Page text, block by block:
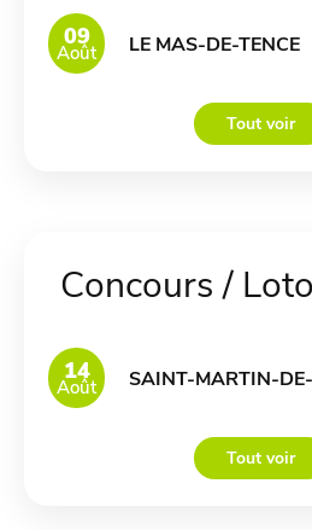
09
Août LE MAS-DE-TENCE
Tout voir
Concours / Loto
14
Août SAINT-MARTIN-
Tout voir